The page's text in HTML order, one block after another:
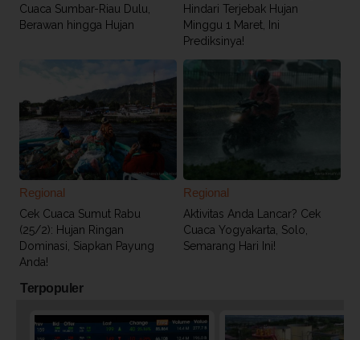
Cuaca Sumbar-Riau Dulu,
Berawan hingga Hujan
Hindari Terjebak Hujan
Minggu 1 Maret, Ini
Prediksinya!
Regional
Cek Cuaca Sumut Rabu
(25/2): Hujan Ringan
Dominasi, Siapkan Payung
Anda!
Regional
Aktivitas Anda Lancar? Cek
Cuaca Yogyakarta, Solo,
Semarang Hari Ini!
Terpopuler